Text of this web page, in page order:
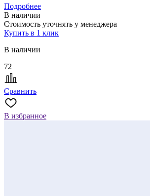
Подробнее
В наличии
Стоимость уточнять у менеджера
Купить в 1 клик
В наличии
72
Сравнить
В избранное